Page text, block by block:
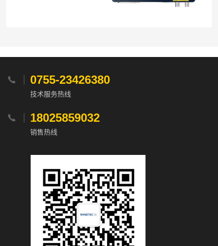
 0755-23426380
技术服务热线
 18025859032
销售热线